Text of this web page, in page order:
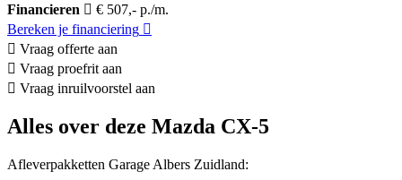
Financieren
€ 507,- p./m.
Bereken je financiering
Vraag offerte aan
Vraag proefrit aan
Vraag inruilvoorstel aan
Alles over deze Mazda CX-5
Afleverpakketten Garage Albers Zuidland: